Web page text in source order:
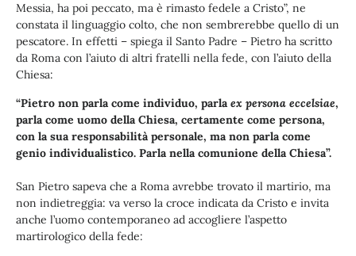
Messia, ha poi peccato, ma è rimasto fedele a Cristo”, ne
constata il linguaggio colto, che non sembrerebbe quello di un
pescatore. In effetti – spiega il Santo Padre – Pietro ha scritto
da Roma con l’aiuto di altri fratelli nella fede, con l’aiuto della
Chiesa:
“Pietro non parla come individuo, parlaex persona eccelsiae,
parla come uomo della Chiesa, certamente come persona,
con la sua responsabilità personale, ma non parla come
genio individualistico. Parla nella comunione della Chiesa”.
San Pietro sapeva che a Roma avrebbe trovato il martirio, ma
non indietreggia: va verso la croce indicata da Cristo e invita
anche l’uomo contemporaneo ad accogliere l’aspetto
martirologico della fede: